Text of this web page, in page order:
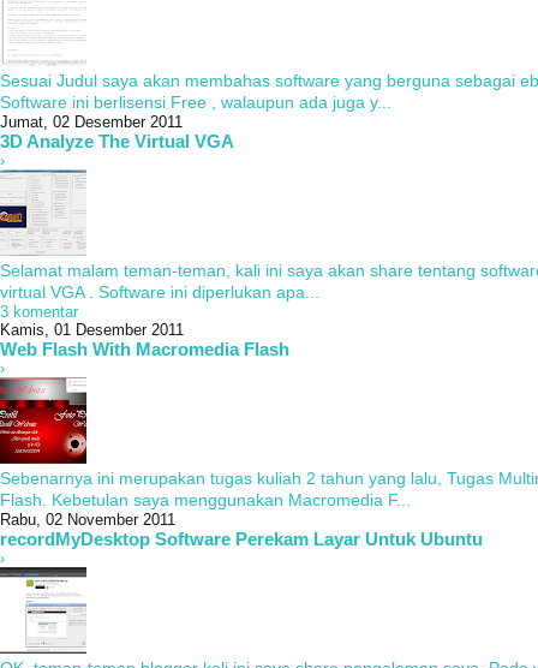
Sesuai Judul saya akan membahas software yang berguna sebagai
Software ini berlisensi Free , walaupun ada juga y...
Jumat, 02 Desember 2011
3D Analyze The Virtual VGA
›
Selamat malam teman-teman, kali ini saya akan share tentang
virtual VGA . Software ini diperlukan apa...
3 komentar
Kamis, 01 Desember 2011
Web Flash With Macromedia Flash
›
Sebenarnya ini merupakan tugas kuliah 2 tahun yang lalu, Tugas
Flash. Kebetulan saya menggunakan Macromedia F...
Rabu, 02 November 2011
recordMyDesktop Software Perekam Layar Untuk Ubuntu
›